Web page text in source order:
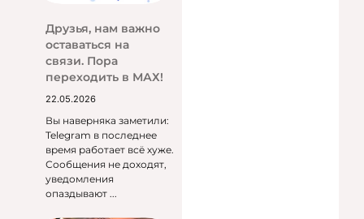
Друзья, нам важно
оставаться на
связи. Пора
переходить в МАХ!
22.05.2026
Вы наверняка заметили:
Telegram в последнее
время работает всё хуже.
Сообщения не доходят,
уведомления
опаздывают ...